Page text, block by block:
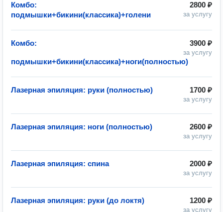
2800 ₽
за услугу
Комбо:
подмышки+бикини(классика)+голени
3900 ₽
за услугу
Комбо:
подмышки+бикини(классика)+ноги(полностью)
1700 ₽
за услугу
Лазерная эпиляция: руки (полностью)
2600 ₽
за услугу
Лазерная эпиляция: ноги (полностью)
2000 ₽
за услугу
Лазерная эпиляция: спина
1200 ₽
за услугу
Лазерная эпиляция: руки (до локтя)